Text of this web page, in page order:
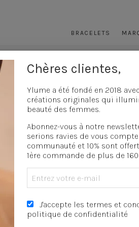
BRACELETS
Créoles green aventurine
Créoles green
DESCRIPTION COMPOSITION
Les créoles martelées
pierres naturelles vertes qui
naturelles peuvent se retirer à
en un, canon pour l’été et
élégance.
122,00 €
Chères clientes,
Ylume a été fondé en 2018
créations originales qui
beauté des femmes.
Abonnez-vous à notre
serions ravies de vous
communauté et 10% sont
1ère commande de plus de
J'accepte les termes et
politique de confidentialité